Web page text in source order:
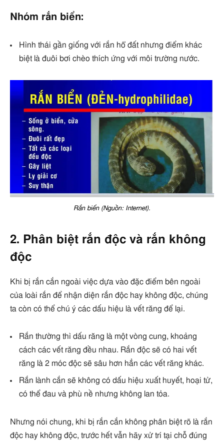
Nhóm rắn biển:
Hình thái gần giống với rắn hổ đất nhưng điểm khác
biệt là đuôi bơi chèo thích ứng với môi trường nước.
Rắn biển (Nguồn: Internet).
2. Phân biệt rắn độc và rắn không
độc
Khi bị rắn cắn ngoài việc dựa vào đặc điểm bên ngoài
của loài rắn để nhận diện rắn độc hay không độc, chúng
ta còn có thể chú ý các dấu hiệu là vết răng để lại.
Rắn thường thì dấu răng là một vòng cung, khoảng
cách các vết răng đều nhau. Rắn độc sẽ có hai vết
răng là 2 móc độc sẽ sâu hơn hẳn các vết răng khác.
Rắn lành cắn sẽ không có dấu hiệu xuất huyết, hoại tử,
có thể đau và phù nề nhưng không lan tỏa.
Nhưng nói chung, khi bị rắn cắn không phân biệt rõ là rắn
độc hay không độc, trước hết vẫn hãy xử trí tại chỗ đúng